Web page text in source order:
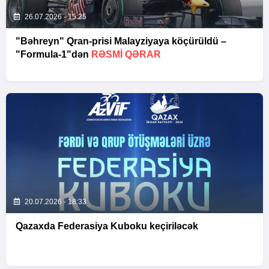
26.07.2026 - 15:25
"Bəhreyn" Qran-prisi Malayziyaya köçürüldü –
"Formula-1"dən RƏSMI QƏRAR
20.07.2026 - 18:33
Qazaxda Federasiya Kuboku keçiriləcək